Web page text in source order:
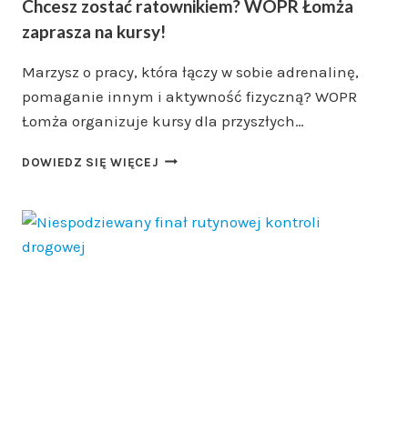
Chcesz zostać ratownikiem? WOPR Łomża
zaprasza na kursy!
Marzysz o pracy, która łączy w sobie adrenalinę,
pomaganie innym i aktywność fizyczną? WOPR
Łomża organizuje kursy dla przyszłych…
DOWIEDZ SIĘ WIĘCEJ CHCESZ
WOPR